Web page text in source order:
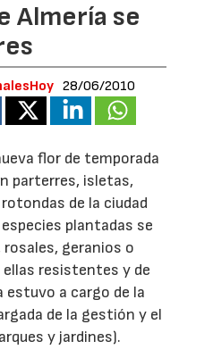
Almería se
28/06/2010
flor de temporada
parterres, isletas,
de la ciudad
plantadas se
geranios o
resistentes y de
a cargo de la
de la gestión y el
y jardines).